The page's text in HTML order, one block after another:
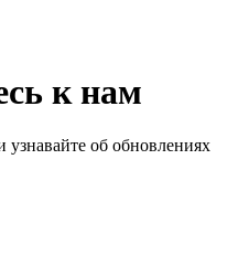
к нам
узнавайте об обновлениях